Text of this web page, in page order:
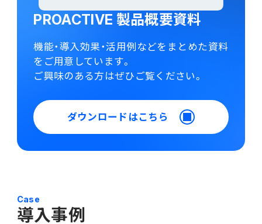
PROACTIVE 製品概要資料
機能・導入効果・活用例などをまとめた資料
をご用意しています。
ご興味のある方はぜひご覧ください。
ダウンロードはこちら
Case
導入事例